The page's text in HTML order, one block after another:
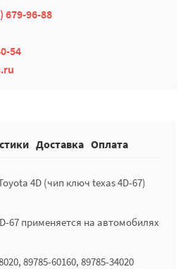
679-96-88
54
Доставка Оплата
4D (чип ключ texas 4D-67)
67 применяется на автомобилях
89785-60160, 89785-34020